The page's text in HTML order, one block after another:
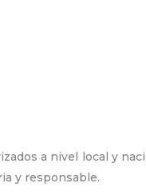
a nivel local y
y responsable.